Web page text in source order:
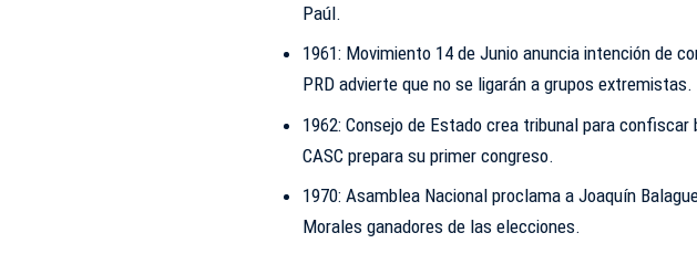
Paúl.
1961: Movimiento 14 de Junio anuncia intención de
PRD advierte que no se ligarán a grupos extremistas.
1962: Consejo de Estado crea tribunal para
CASC prepara su primer congreso.
1970: Asamblea Nacional proclama a Joaquín
Morales ganadores de las elecciones.